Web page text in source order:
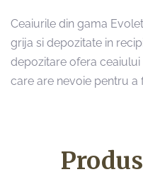
Ceaiurile din gama
grija si depozitate in
depozitare ofera
care are nevoie pentru a